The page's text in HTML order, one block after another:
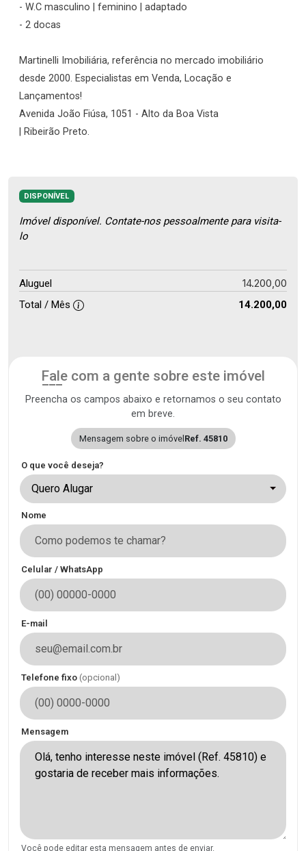
- W.C masculino | feminino | adaptado
- 2 docas
Martinelli Imobiliária, referência no mercado imobiliário
desde 2000. Especialistas em Venda, Locação e
Lançamentos!
Avenida João Fiúsa, 1051 - Alto da Boa Vista
| Ribeirão Preto.
DISPONÍVEL
Imóvel disponível. Contate-nos pessoalmente para visita-
lo
Aluguel 14.200,00
Total / Mês 14.200,00
Fale com a gente sobre este imóvel
Preencha os campos abaixo e retornamos o seu contato
em breve.
Mensagem sobre o imóvelRef. 45810
O que você deseja?
Quero Alugar
Nome
Celular / WhatsApp
E-mail
Telefone fixo (opcional)
Mensagem
Você pode editar esta mensagem antes de enviar.